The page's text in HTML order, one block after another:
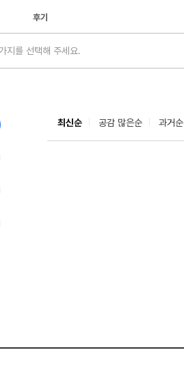
후기
최신순 공감 많은순 과거순